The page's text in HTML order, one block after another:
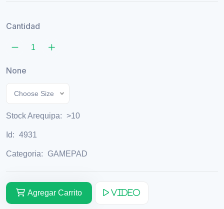
Cantidad
None
Choose Size
Stock Arequipa: >10
Id: 4931
Categoria: GAMEPAD
Agregar Carrito Video